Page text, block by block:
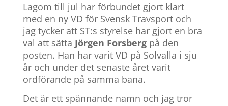
Lagom till jul har förbundet gjort klart
med en ny VD för Svensk Travsport och
jag tycker att ST:s styrelse har gjort en bra
val att sätta Jörgen Forsbergpå den
posten. Han har varit VD på Solvalla i sju
år och under det senaste året varit
ordförande på samma bana.
Det är ett spännande namn och jag tror